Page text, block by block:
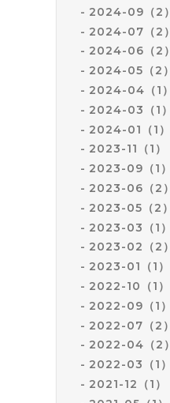
2024-09（2）
2024-07（2）
2024-06（2）
2024-05（2）
2024-04（1）
2024-03（1）
2024-01（1）
2023-11（1）
2023-09（1）
2023-06（2）
2023-05（2）
2023-03（1）
2023-02（2）
2023-01（1）
2022-10（1）
2022-09（1）
2022-07（2）
2022-04（2）
2022-03（1）
2021-12（1）